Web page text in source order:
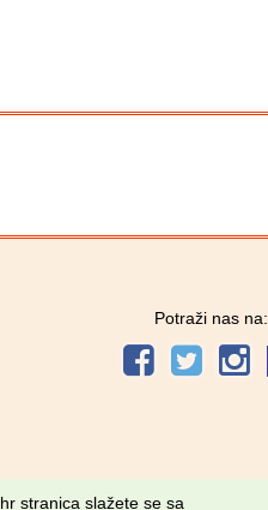
Potraži nas na:
stranica slažete se sa